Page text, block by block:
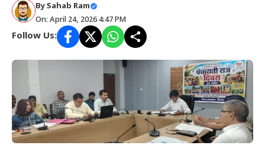
By Sahab Ram
On: April 24, 2026 4:47 PM
Follow Us: